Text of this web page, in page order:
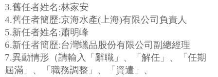
3.舊任者姓名:林家安
4.舊任者簡歷:京海水產(上海)有限公司負責人
5.新任者姓名:蕭明峰
6.新任者簡歷:台灣蠟品股份有限公司副總經理
7.異動情形（請輸入「辭職」、「解任」、「任期
屆滿」、「職務調整」、「資遣」、